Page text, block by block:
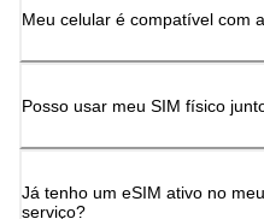
Meu celular é compatível com
Posso usar meu SIM físico
Já tenho um eSIM ativo no
serviço?